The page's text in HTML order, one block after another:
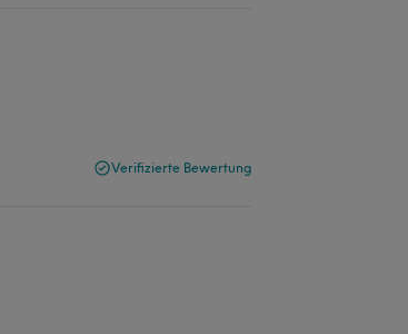
Verifizierte Bewertung